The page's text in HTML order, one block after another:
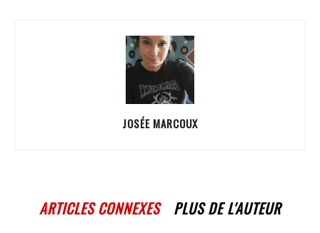
JOSÉE MARCOUX
ARTICLES CONNEXES PLUS DE L'AUTEUR